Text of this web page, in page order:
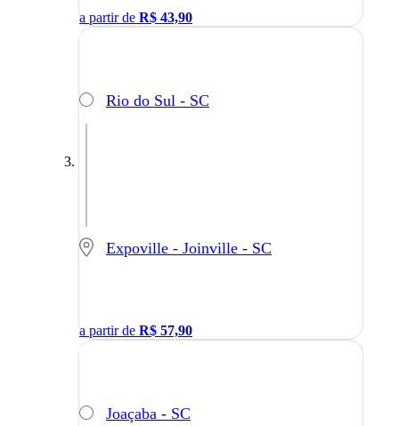
a partir de R$ 43,90
Rio do Sul - SC
Expoville - Joinville - SC
a partir de R$ 57,90
Joaçaba - SC